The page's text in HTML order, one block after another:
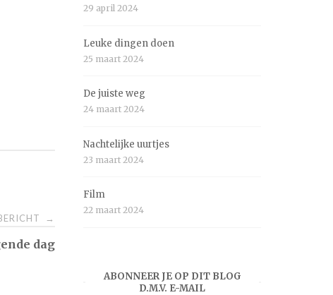
→
dag
29 april 2024
Leuke dingen doen
25 maart 2024
De juiste weg
24 maart 2024
Nachtelijke uurtjes
23 maart 2024
Film
22 maart 2024
ABONNEER JE OP DIT BLOG
D.M.V. E-MAIL